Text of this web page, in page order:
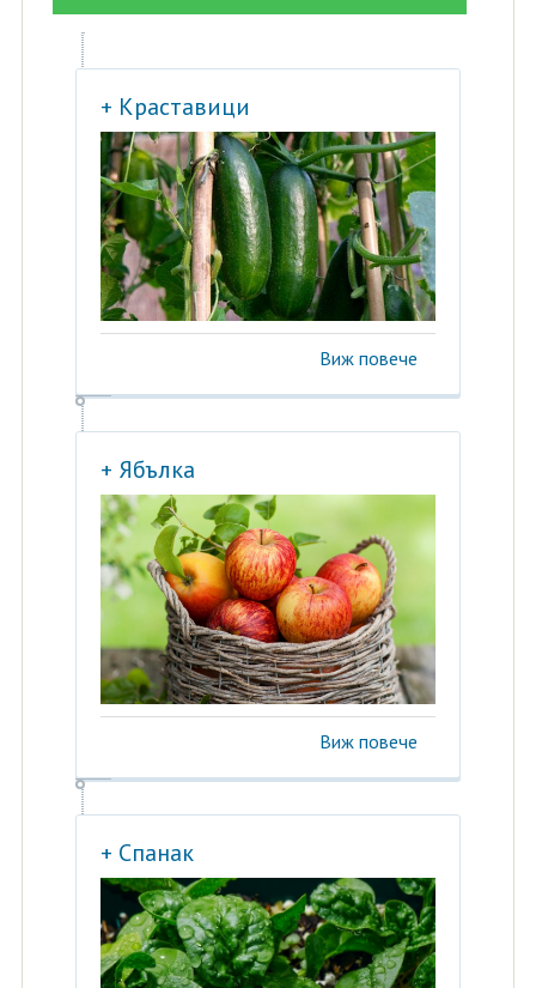
+ Краставици
Виж повече
+ Ябълка
Виж повече
+ Спанак